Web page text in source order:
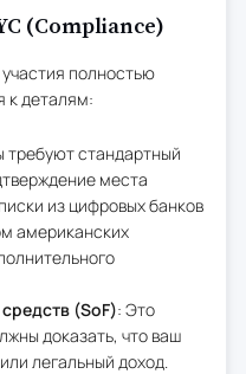
(Compliance)
полностью
к деталям:
требуют стандартный
места
из цифровых банков
американских
(SoF): Это
доказать, что ваш
легальный доход.